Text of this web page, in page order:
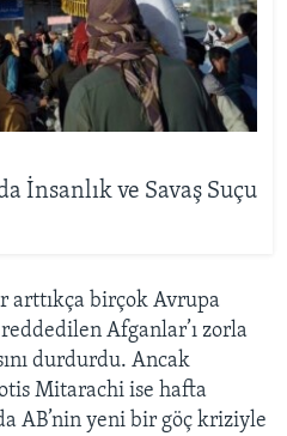
İnsanlık ve Savaş Suçu
arttıkça birçok Avrupa
Afganlar’ı zorla
durdurdu. Ancak
Mitarachi ise hafta
AB’nin yeni bir göç kriziyle